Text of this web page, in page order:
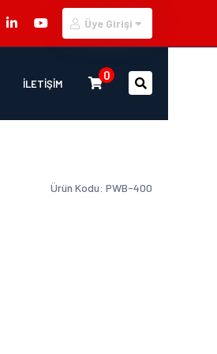
Üye Girişi
İLETİŞİM
0
Ürün Kodu: PWB-400